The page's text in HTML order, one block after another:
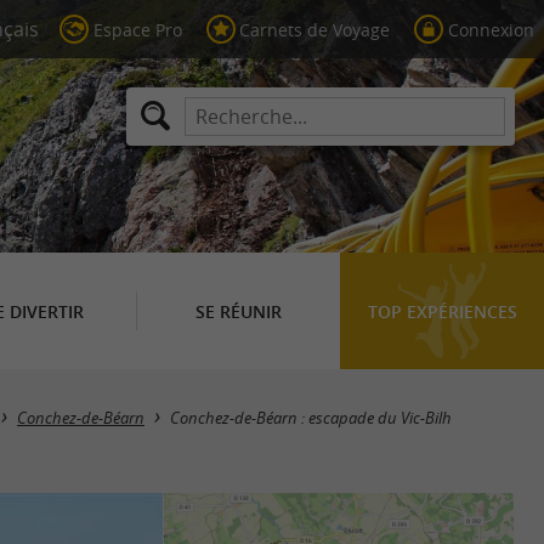
Espace Pro Carnets de Voyage Connexion
DIVERTIR SE RÉUNIR TOP EXPÉRIENCES
Conchez-de-Béarn Conchez-de-Béarn : escapade du Vic-Bilh